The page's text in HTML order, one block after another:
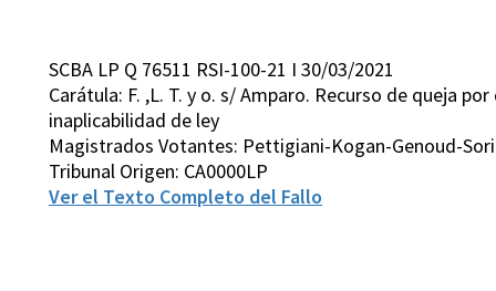
SCBA LP Q 76511 RSI-100-21 I 30/03/2021
Carátula: F. ,L. T. y o. s/ Amparo. Recurso de queja
inaplicabilidad de ley
Magistrados Votantes: Pettigiani-Kogan-Genoud-
Tribunal Origen: CA0000LP
Ver el Texto Completo del Fallo